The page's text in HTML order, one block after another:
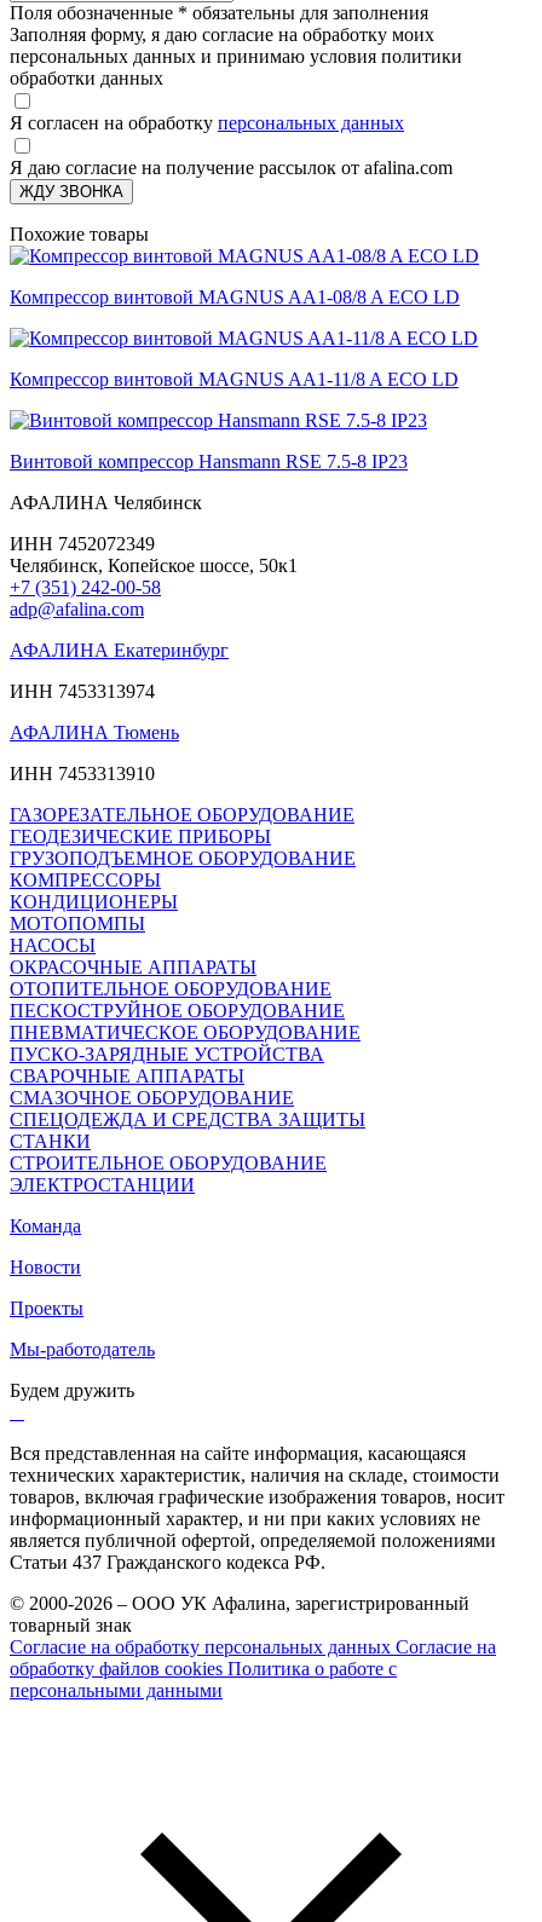
Поля обозначенные * обязательны для заполнения
Заполняя форму, я даю согласие на обработку моих
персональных данных и принимаю условия политики
обработки данных
Я согласен на обработку персональных данных
Я даю согласие на получение рассылок от afalina.com
ЖДУ ЗВОНКА
Похожие товары
Компрессор винтовой MAGNUS AA1-08/8 A ECO LD
Компрессор винтовой MAGNUS AA1-11/8 A ECO LD
Винтовой компрессор Hansmann RSE 7.5-8 IP23
АФАЛИНА Челябинск
ИНН 7452072349
Челябинск, Копейское шоссе, 50к1
+7 (351) 242-00-58
adp@afalina.com
АФАЛИНА Екатеринбург
ИНН 7453313974
АФАЛИНА Тюмень
ИНН 7453313910
ГАЗОРЕЗАТЕЛЬНОЕ ОБОРУДОВАНИЕ
ГЕОДЕЗИЧЕСКИЕ ПРИБОРЫ
ГРУЗОПОДЪЕМНОЕ ОБОРУДОВАНИЕ
КОМПРЕССОРЫ
КОНДИЦИОНЕРЫ
МОТОПОМПЫ
НАСОСЫ
ОКРАСОЧНЫЕ АППАРАТЫ
ОТОПИТЕЛЬНОЕ ОБОРУДОВАНИЕ
ПЕСКОСТРУЙНОЕ ОБОРУДОВАНИЕ
ПНЕВМАТИЧЕСКОЕ ОБОРУДОВАНИЕ
ПУСКО-ЗАРЯДНЫЕ УСТРОЙСТВА
СВАРОЧНЫЕ АППАРАТЫ
СМАЗОЧНОЕ ОБОРУДОВАНИЕ
СПЕЦОДЕЖДА И СРЕДСТВА ЗАЩИТЫ
СТАНКИ
СТРОИТЕЛЬНОЕ ОБОРУДОВАНИЕ
ЭЛЕКТРОСТАНЦИИ
Команда
Новости
Проекты
Мы-работодатель
Будем дружить
Вся представленная на сайте информация, касающаяся
технических характеристик, наличия на складе, стоимости
товаров, включая графические изображения товаров, носит
информационный характер, и ни при каких условиях не
является публичной офертой, определяемой положениями
Статьи 437 Гражданского кодекса РФ.
© 2000-2026 – ООО УК Афалина, зарегистрированный
товарный знак
Согласие на обработку персональных данных Согласие на
обработку файлов cookies Политика о работе с
персональными данными